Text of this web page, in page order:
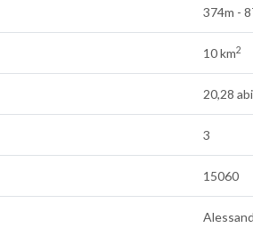
374m -
10 km2
20,28
3
15060